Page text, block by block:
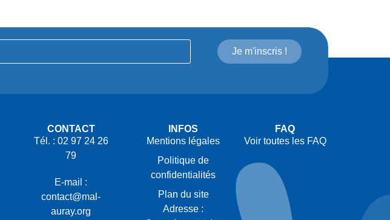
Je m'inscris !
CONTACT
Tél. : 02 97 24 26
79
E-mail :
contact@mal-
auray.org
INFOS
Mentions légales
Politique de
confidentialités
Plan du site
Adresse :
FAQ
Voir toutes les FAQ